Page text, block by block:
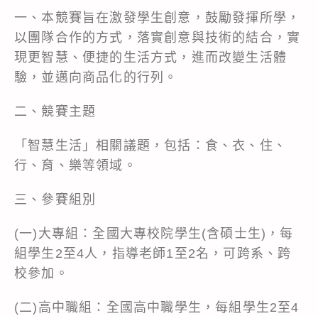
一、本競賽旨在激發學生創意，鼓勵發揮所學，
以團隊合作的方式，落實創意與技術的結合，實
現更智慧、便捷的生活方式，進而改變生活體
驗，並邁向商品化的行列。
二、競賽主題
「智慧生活」相關議題，包括：食、衣、住、
行、育、樂等領域。
三、參賽組別
(一)大專組：全國大專校院學生(含碩士生)，每
組學生2至4人，指導老師1至2名，可跨系、跨
校參加。
(二)高中職組：全國高中職學生，每組學生2至4